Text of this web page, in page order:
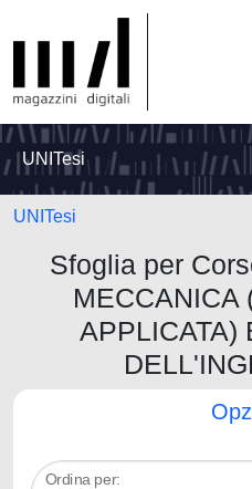
UNITesi
UNITesi
Sfoglia per
MECCANICA
APPLICATA)
Ordina per: